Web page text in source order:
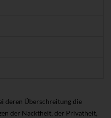
deren Überschreitung die
der Nacktheit, der Privatheit,